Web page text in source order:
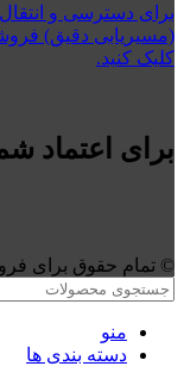
برای دسترسی و
(مسیریابی دقیق)
کلیک کنید.
برای اعتماد
©️ تمام حقوق برای
منو
دسته بندی ها